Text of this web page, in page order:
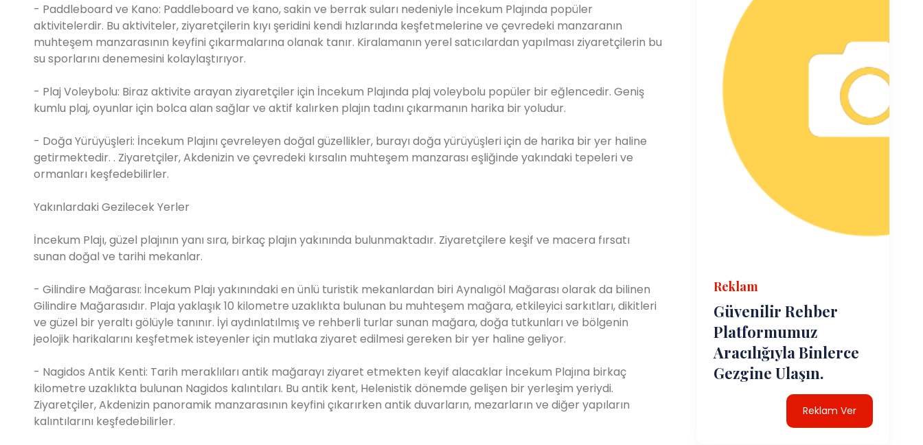
- Paddleboard ve Kano: Paddleboard ve kano, sakin ve berrak suları nedeniyle İncekum Plajında popüler
aktivitelerdir. Bu aktiviteler, ziyaretçilerin kıyı şeridini kendi hızlarında keşfetmelerine ve çevredeki manzaranın
muhteşem manzarasının keyfini çıkarmalarına olanak tanır. Kiralamanın yerel satıcılardan yapılması ziyaretçilerin bu
su sporlarını denemesini kolaylaştırıyor.
- Plaj Voleybolu: Biraz aktivite arayan ziyaretçiler için İncekum Plajında plaj voleybolu popüler bir eğlencedir. Geniş
kumlu plaj, oyunlar için bolca alan sağlar ve aktif kalırken plajın tadını çıkarmanın harika bir yoludur.
- Doğa Yürüyüşleri: İncekum Plajını çevreleyen doğal güzellikler, burayı doğa yürüyüşleri için de harika bir yer haline
getirmektedir. . Ziyaretçiler, Akdenizin ve çevredeki kırsalın muhteşem manzarası eşliğinde yakındaki tepeleri ve
ormanları keşfedebilirler.
Yakınlardaki Gezilecek Yerler
İncekum Plajı, güzel plajının yanı sıra, birkaç plajın yakınında bulunmaktadır. Ziyaretçilere keşif ve macera fırsatı
sunan doğal ve tarihi mekanlar.
- Gilindire Mağarası: İncekum Plajı yakınındaki en ünlü turistik mekanlardan biri Aynalıgöl Mağarası olarak da bilinen
Gilindire Mağarasıdır. Plaja yaklaşık 10 kilometre uzaklıkta bulunan bu muhteşem mağara, etkileyici sarkıtları, dikitleri
ve güzel bir yeraltı gölüyle tanınır. İyi aydınlatılmış ve rehberli turlar sunan mağara, doğa tutkunları ve bölgenin
jeolojik harikalarını keşfetmek isteyenler için mutlaka ziyaret edilmesi gereken bir yer haline geliyor.
- Nagidos Antik Kenti: Tarih meraklıları antik mağarayı ziyaret etmekten keyif alacaklar İncekum Plajına birkaç
kilometre uzaklıkta bulunan Nagidos kalıntıları. Bu antik kent, Helenistik dönemde gelişen bir yerleşim yeriydi.
Ziyaretçiler, Akdenizin panoramik manzarasının keyfini çıkarırken antik duvarların, mezarların ve diğer yapıların
kalıntılarını keşfedebilirler.
Reklam
Güvenilir Rehber
Platformumuz
Aracılığıyla Binlerce
Gezgine Ulaşın.
Reklam Ver